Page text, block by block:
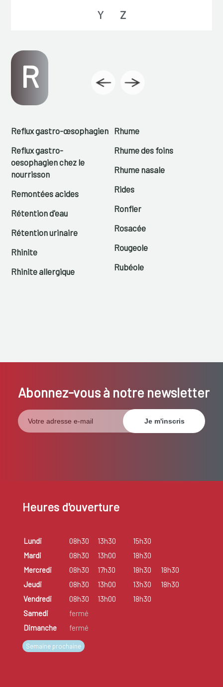
Y Z
R
Reflux gastro-œsophagien
Reflux gastro-
oesophagien chez le
nourrisson
Remontées acides
Rétention d'eau
Rétention urinaire
Rhinite
Rhinite allergique
Rhume
Rhume des foins
Rhume nasale
Rides
Ronfler
Rosacée
Rougeole
Rubéole
Abonnez-vous à notre newsletter
Heures d'ouverture
Lundi 08h30 13h30
15h30
Mardi
08h30 13h00
18h30
Mercredi
08h30 17h30 18h30
18h30
Jeudi
08h30 13h00 13h30
18h30
Vendredi
08h30 13h00
18h30
Samedi
fermé
Dimanche
fermé
Semaine prochaine